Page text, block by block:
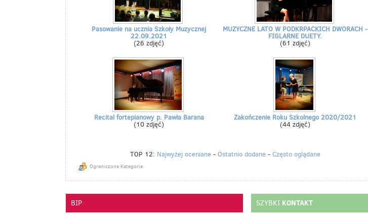
Pasowanie na ucznia Szkoły Muzycznej
22.09.2021
(26 zdjęć)
MUZYCZNE LATO W PODKRPACKICH DWORACH -
FIGLARNE DUETY.
(61 zdjęć)
Recital fortepianowy p. Pawła Barana
(10 zdjęć)
Zakończenie Roku Szkolnego 2020/2021
(44 zdjęć)
TOP 12: Najwyżej oceniane- Ostatnio dodane- Często oglądane
Ograniczone Kategorie
BIP SZYBKI KONTAKT